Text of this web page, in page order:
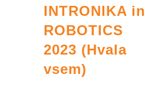
INTRONIKA in
ROBOTICS
2023 (Hvala
vsem)